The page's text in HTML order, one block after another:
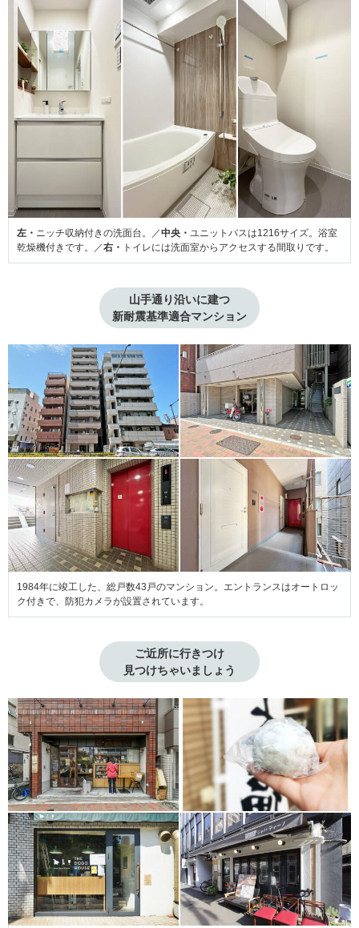
左・ ニッチ収納付きの洗面台。／中央・ ユニットバスは1216サイズ。浴室
乾燥機付きです。／右・ トイレには洗面室からアクセスする間取りです。
山手通り沿いに建つ
新耐震基準適合マンション
1984年に竣工した、総戸数43戸のマンション。エントランスはオートロッ
ク付きで、防犯カメラが設置されています。
ご近所に行きつけ
見つけちゃいましょう